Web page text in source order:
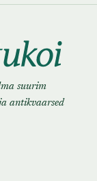
suurim
antikvaarsed